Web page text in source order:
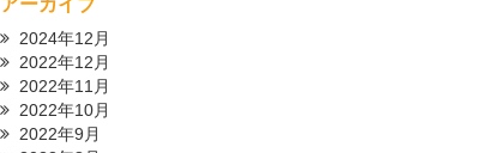
アーカイブ
2024年12月
2022年12月
2022年11月
2022年10月
2022年9月